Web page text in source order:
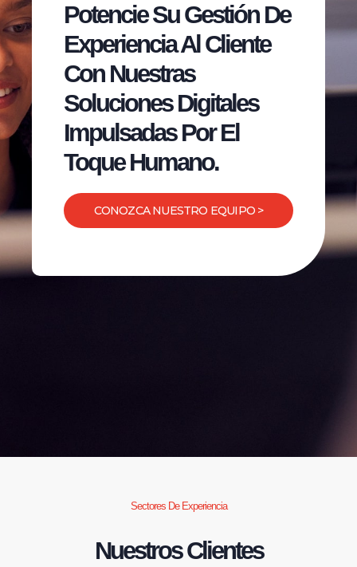
Potencie Su Gestión De
Experiencia Al Cliente
Con Nuestras
Soluciones Digitales
Impulsadas Por El
Toque Humano.
CONOZCA NUESTRO EQUIPO >
Sectores De Experiencia
Nuestros Clientes